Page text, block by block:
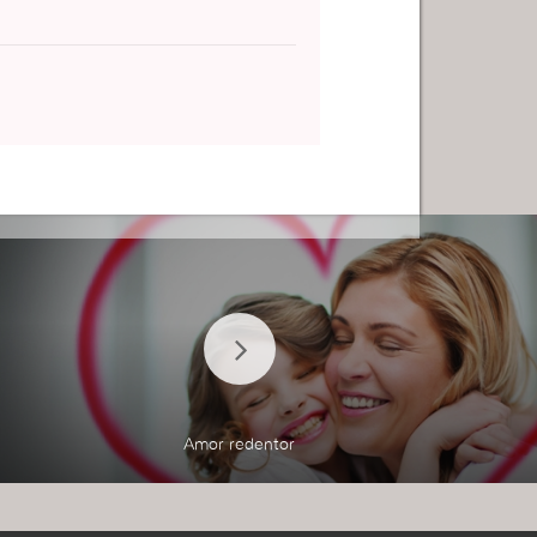
Amor redentor